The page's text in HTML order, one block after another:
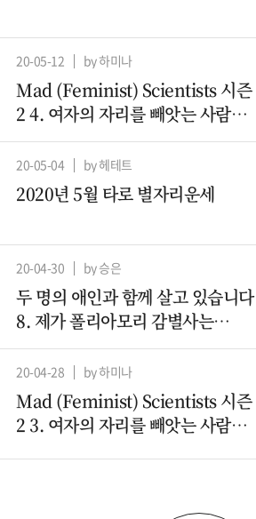
20-05-12 by 하미나
Mad (Feminist) Scientists 시즌
2 4. 여자의 자리를 빼앗는 사람들
– 컴퓨터과학 (2)
20-05-04 by 헤테트
2020년 5월 타로 별자리운세
20-04-30 by 승은
두 명의 애인과 함께 살고 있습니다
8. 제가 폴리아모리 감별사는
아니지만요
20-04-28 by 하미나
Mad (Feminist) Scientists 시즌
2 3. 여자의 자리를 빼앗는 사람들 -